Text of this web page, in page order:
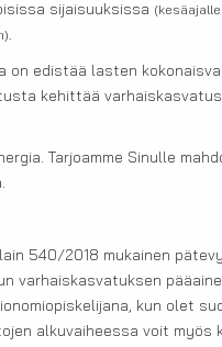
sijaisuuksissa
on edistää lasten
kehittää
Tarjoamme Sinulle
540/2018 mukainen
varhaiskasvatuksen
kun olet
alkuvaiheessa voit myös